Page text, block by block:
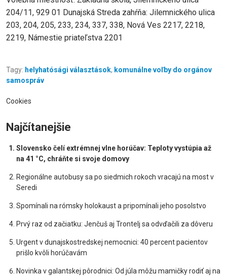
204/11, 929 01 Dunajská Streda zahŕňa: Jilemnického ulica
203, 204, 205, 233, 234, 337, 338, Nová Ves 2217, 2218,
2219, Námestie priateľstva 2201
Tagy: helyhatósági választások, komunálne voľby do orgánov
samospráv
Cookies
Najčítanejšie
Slovensko čelí extrémnej vlne horúčav: Teploty vystúpia až
na 41 °C, chráňte si svoje domovy
Regionálne autobusy sa po siedmich rokoch vracajú na most v
Seredi
Spomínali na rómsky holokaust a pripomínali jeho posolstvo
Prvý raz od začiatku: Jenčuš aj Trontelj sa odvďačili za dôveru
Urgent v dunajskostredskej nemocnici: 40 percent pacientov
prišlo kvôli horúčavám
Novinka v galantskej pôrodnici: Od júla môžu mamičky rodiť aj na